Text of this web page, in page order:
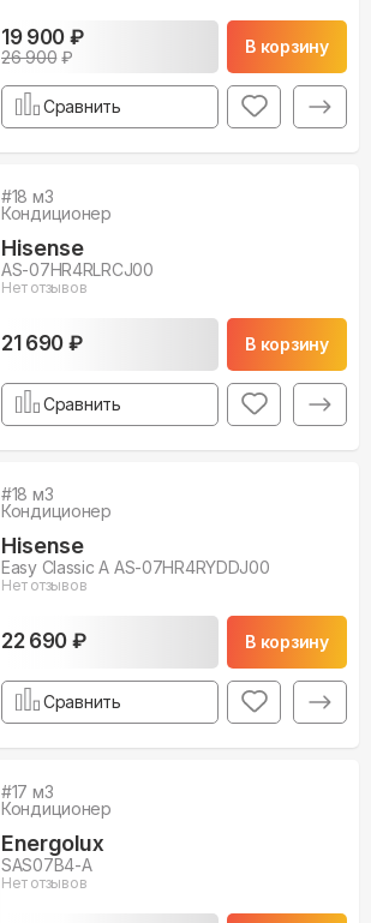
19 900 ₽
26 900₽
В корзину
Сравнить
#18 м3
Кондиционер
Hisense
AS-07HR4RLRCJ00
Нет отзывов
21 690 ₽ В корзину
Сравнить
#18 м3
Кондиционер
Hisense
Easy Classic A AS-07HR4RYDDJ00
Нет отзывов
22 690 ₽ В корзину
Сравнить
#17 м3
Кондиционер
Energolux
SAS07B4-A
Нет отзывов